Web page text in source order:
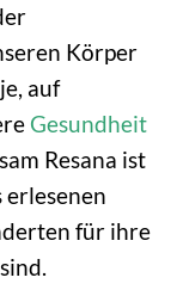
Körper
auf
Gesundheit
Resana ist
für ihre